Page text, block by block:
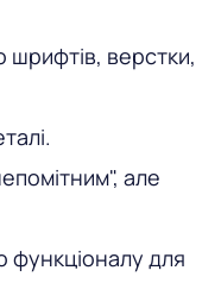
верстки,
але
функціоналу для